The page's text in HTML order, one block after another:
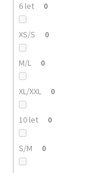
6 let 0
XS/S 0
M/L 0
XL/XXL 0
10 let 0
S/M 0